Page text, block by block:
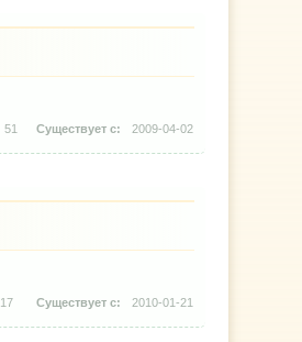
51 2009-04-02
17 2010-01-21